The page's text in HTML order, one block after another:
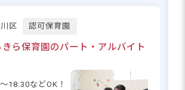
る野市原小宮2-6-6
市線「秋川駅」より車で7分／各
駅」より車で12分
区 認可保育園
きら保育園のパート・アルバイト
18:30などOK！